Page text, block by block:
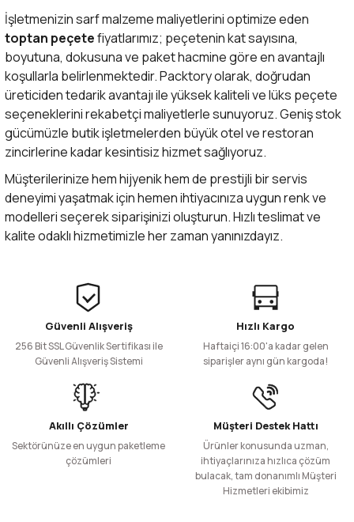
İşletmenizin sarf malzeme maliyetlerini optimize eden
toptan peçetefiyatlarımız; peçetenin kat sayısına,
boyutuna, dokusuna ve paket hacmine göre en avantajlı
koşullarla belirlenmektedir. Packtory olarak, doğrudan
üreticiden tedarik avantajı ile yüksek kaliteli ve lüks peçete
seçeneklerini rekabetçi maliyetlerle sunuyoruz. Geniş stok
gücümüzle butik işletmelerden büyük otel ve restoran
zincirlerine kadar kesintisiz hizmet sağlıyoruz.
Müşterilerinize hem hijyenik hem de prestijli bir servis
deneyimi yaşatmak için hemen ihtiyacınıza uygun renk ve
modelleri seçerek siparişinizi oluşturun. Hızlı teslimat ve
kalite odaklı hizmetimizle her zaman yanınızdayız.
Güvenli Alışveriş
256 Bit SSL Güvenlik Sertifikası ile
Güvenli Alışveriş Sistemi
Hızlı Kargo
Haftaiçi 16:00'a kadar gelen
siparişler aynı gün kargoda!
Akıllı Çözümler
Sektörünüze en uygun paketleme
çözümleri
Müşteri Destek Hattı
Ürünler konusunda uzman,
ihtiyaçlarınıza hızlıca çözüm
bulacak, tam donanımlı Müşteri
Hizmetleri ekibimiz